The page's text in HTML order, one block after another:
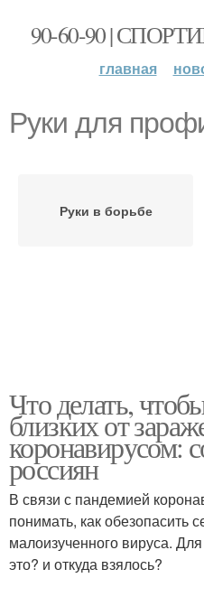
90-60-90 |
главная
Руки для
Руки в борьбе
Что делать,
близких от
коронавирусом:
россиян
В связи с пандемией
понимать, как обезопасить
малоизученного вируса.
это? и откуда взялось?